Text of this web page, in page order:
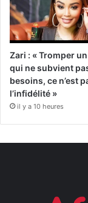
Zari : « Tromper
qui ne subvient
besoins, ce n’est
l’infidélité »
il y a 10 heures